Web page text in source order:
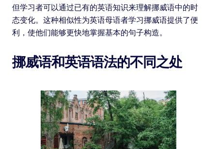
但学习者可以通过已有的英语知识来理解挪威语中的时
态变化。这种相似性为英语母语者学习挪威语提供了便
利，使他们能够更快地掌握基本的句子构造。
挪威语和英语语法的不同之处